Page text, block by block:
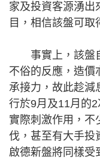
家及投資客源湧出
目，相信該盤可取
事實上，該盤自
不俗的反應，造價
承接力，故此趁減
行於9月及11月的
實際刺激作用，不
伐，甚至有大手投
啟德新盤將同樣受